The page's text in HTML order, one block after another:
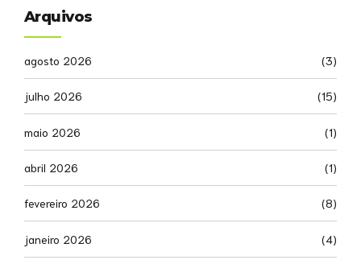
Arquivos
agosto 2026 (3)
julho 2026 (15)
maio 2026 (1)
abril 2026 (1)
fevereiro 2026 (8)
janeiro 2026 (4)